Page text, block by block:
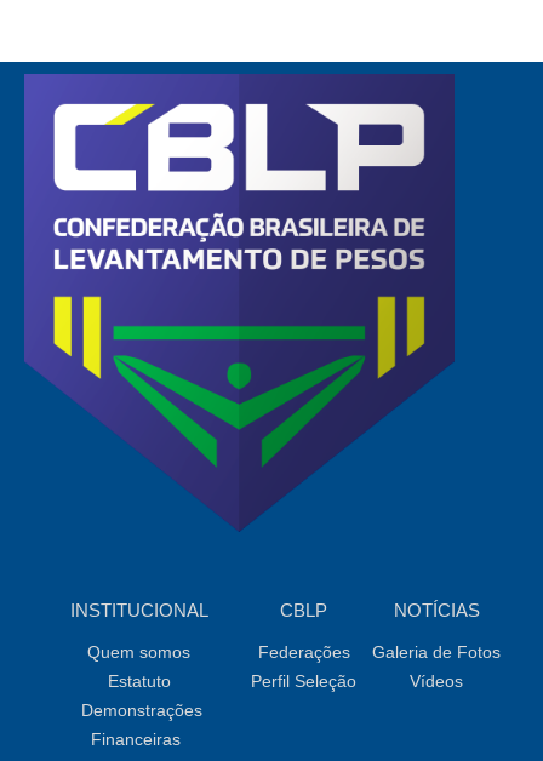
INSTITUCIONAL
Quem somos
Estatuto
Demonstrações
Financeiras
CBLP
Federações
Perfil Seleção
NOTÍCIAS
Galeria de Fotos
Vídeos